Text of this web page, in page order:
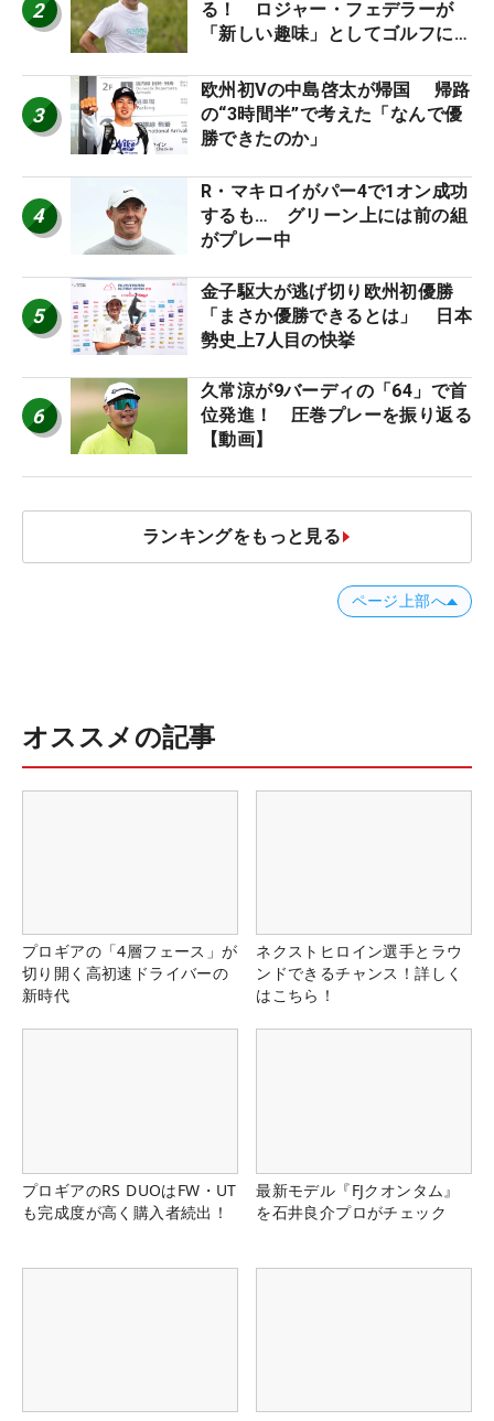
2
る！ ロジャー・フェデラーが
「新しい趣味」としてゴルフに挑
3
欧州初Vの中島啓太が帰国 帰路
の“3時間半”で考えた「なんで優
勝できたのか」
4
R・マキロイがパー4で1オン成功
するも… グリーン上には前の組
がプレー中
5
金子駆大が逃げ切り欧州初優勝
「まさか優勝できるとは」 日本
勢史上7人目の快挙
6
久常涼が9バーディの「64」で首
位発進！ 圧巻プレーを振り返る
【動画】
ランキングをもっと見る
ページ上部へ
オススメの記事
プロギアの「4層フェース」が
切り開く高初速ドライバーの
新時代
ネクストヒロイン選手とラウ
ンドできるチャンス！詳しく
はこちら！
プロギアのRS DUOはFW・UT
も完成度が高く購入者続出！
最新モデル『FJクオンタム』
を石井良介プロがチェック